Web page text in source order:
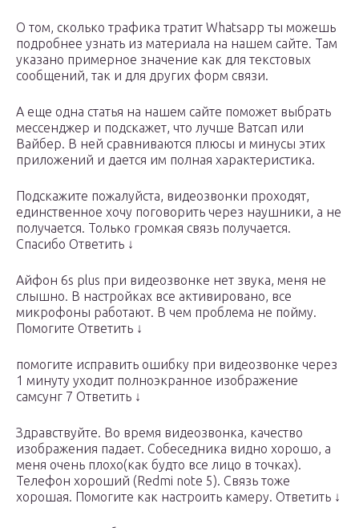
О том, сколько трафика тратит Whatsapp ты можешь
подробнее узнать из материала на нашем сайте. Там
указано примерное значение как для текстовых
сообщений, так и для других форм связи.
А еще одна статья на нашем сайте поможет выбрать
мессенджер и подскажет, что лучше Ватсап или
Вайбер. В ней сравниваются плюсы и минусы этих
приложений и дается им полная характеристика.
Подскажите пожалуйста, видеозвонки проходят,
единственное хочу поговорить через наушники, а не
получается. Только громкая связь получается.
Спасибо Ответить ↓
Айфон 6s plus при видеозвонке нет звука, меня не
слышно. В настройках все активировано, все
микрофоны работают. В чем проблема не пойму.
Помогите Ответить ↓
помогите исправить ошибку при видеозвонке через
1 минуту уходит полноэкранное изображение
самсунг 7 Ответить ↓
Здравствуйте. Во время видеозвонка, качество
изображения падает. Собеседника видно хорошо, а
меня очень плохо(как будто все лицо в точках).
Телефон хороший (Redmi note 5). Связь тоже
хорошая. Помогите как настроить камеру. Ответить ↓